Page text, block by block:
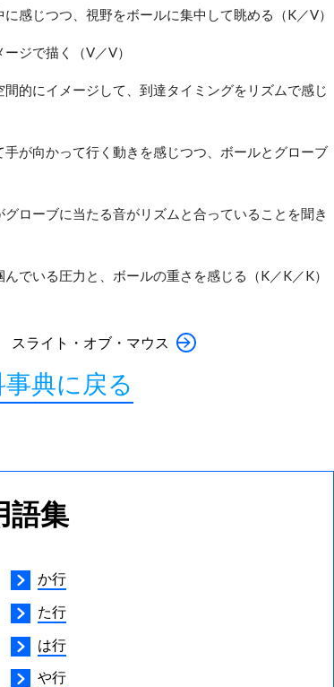
感じつつ、視野をボールに集中して眺める（K／V）
ジで描く（V／V）
的にイメージして、到達タイミングをリズムで感じ
が向かって行く動きを感じつつ、ボールとグローブ
ローブに当たる音がリズムと合っていることを聞き
でいる圧力と、ボールの重さを感じる（K／K／K）
スライト・オブ・マウス
典に戻る
語集
か行
た行
は行
や行